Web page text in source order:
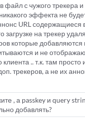
файл с чужого трекера и
эффекта не
URL содержащиеся
загрузке на трекер
которые добавляются
и не
.. т.к. там просто
трекеров, а не их
, а passkey и query
добавлять?